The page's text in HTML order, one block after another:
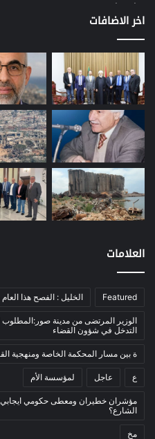
إقتصاد
إعمار
بيئة
دراسة
طاقة
مصارف
معادن
موازنة
نفط
اتصالات
بيئة
أدب وشعر
بروفايل
اخر الاضافات
العلامات
Featured الخليل : الفصح هذا
الوزير المرتضى من مدينة صور:المطلوب
التدخل في شؤون القضاء
ة بين مسار المحكمة الخاصة ومنهجية
ع عاجل لمؤسسة الأم
مؤشران خطيران ومعطى حكومي
الشارع؟
مخ